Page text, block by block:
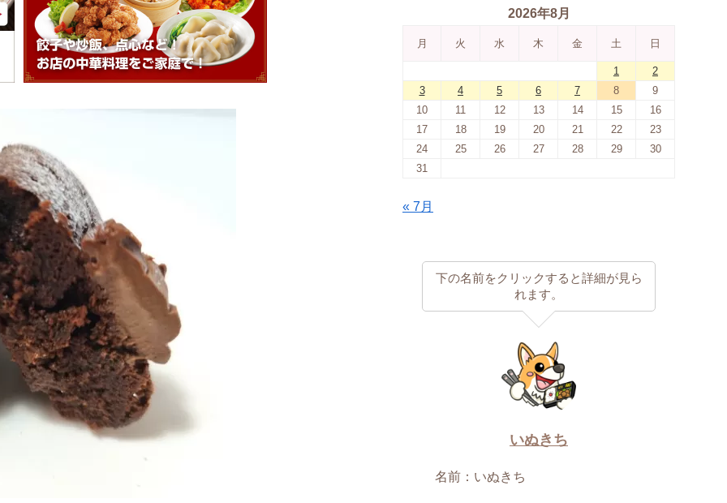
2026年8月
月 火 水 木 金 土 日
1
2
3
4 5 6 7 8
9
10
11 12 13 14 15
16
17
18 19 20 21 22
23
24
25 26 27 28 29
30
31
« 7月
下の名前をクリックすると詳細が見ら
れます。
いぬきち
名前：いぬきち